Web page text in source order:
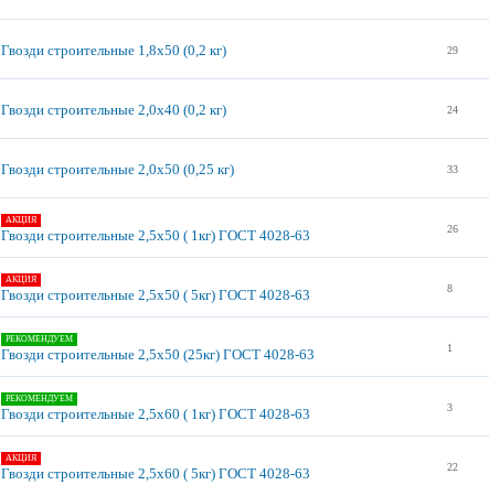
Гвозди строительные 1,8х50 (0,2 кг) 29
Гвозди строительные 2,0х40 (0,2 кг) 24
Гвозди строительные 2,0х50 (0,25 кг) 33
АКЦИЯ
Гвозди строительные 2,5х50 ( 1кг) ГОСТ 4028-63 26
АКЦИЯ
Гвозди строительные 2,5х50 ( 5кг) ГОСТ 4028-63 8
РЕКОМЕНДУЕМ
Гвозди строительные 2,5х50 (25кг) ГОСТ 4028-63 1
РЕКОМЕНДУЕМ
Гвозди строительные 2,5х60 ( 1кг) ГОСТ 4028-63 3
АКЦИЯ
Гвозди строительные 2,5х60 ( 5кг) ГОСТ 4028-63 22